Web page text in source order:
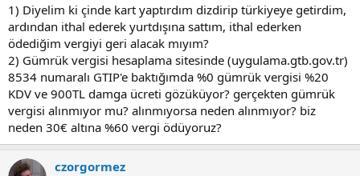
n
1) Diyelim ki çinde kart yaptırdım dizdirip türkiyeye getirdim,
ardından ithal ederek yurtdışına sattım, ithal ederken
ödediğim vergiyi geri alacak mıyım?
2) Gümrük vergisi hesaplama sitesinde (uygulama.gtb.gov.tr)
8534 numaralı GTIP'e baktığımda %0 gümrük vergisi %20
KDV ve 900TL damga ücreti gözüküyor? gerçekten gümrük
vergisi alınmıyor mu? alınmıyorsa neden alınmıyor? biz
neden 30€ altına %60 vergi ödüyoruz?
czorgormez